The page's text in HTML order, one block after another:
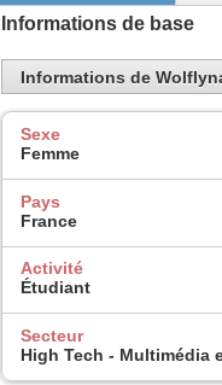
Informations de base
Informations de
Sexe
Femme
Pays
France
Activité
Étudiant
Secteur
High Tech - Multimédia